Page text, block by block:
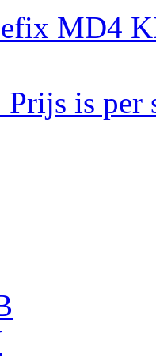
MD4
Prijs is per